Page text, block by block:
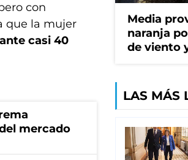
con
que la mujer
casi 40
mercado
Media
naranja
de viento
LAS MÁS